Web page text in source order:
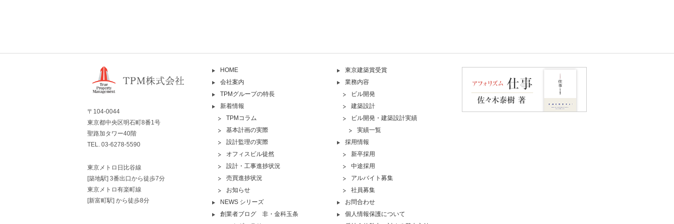
〒104-0044
東京都中央区明石町8番1号
聖路加タワー40階
TEL. 03-6278-5590
東京メトロ日比谷線
[築地駅] 3番出口から徒歩7分
東京メトロ有楽町線
[新富町駅] から徒歩8分
HOME
会社案内
TPMグループの特長
新着情報
TPMコラム
基本計画の実際
設計監理の実際
オフィスビル徒然
設計・工事進捗状況
売買進捗状況
お知らせ
NEWS シリーズ
創業者ブログ 非・金科玉条
東京建築賞受賞
業務内容
ビル開発
建築設計
ビル開発・建築設計実績
実績一覧
採用情報
新卒採用
中途採用
アルバイト募集
社員募集
お問合わせ
個人情報保護について